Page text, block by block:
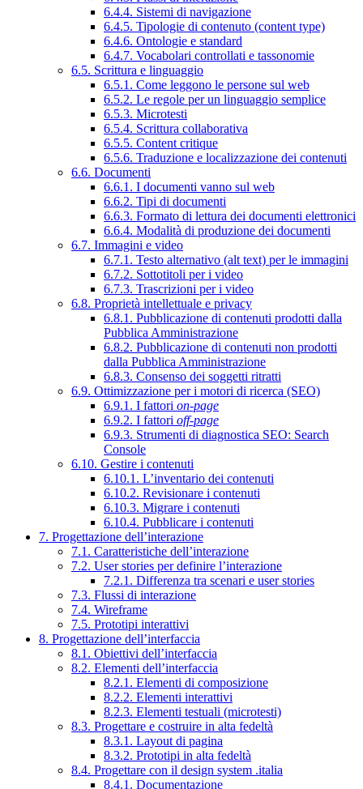
6.4.4. Sistemi di navigazione
6.4.5. Tipologie di contenuto (content type)
6.4.6. Ontologie e standard
6.4.7. Vocabolari controllati e tassonomie
6.5. Scrittura e linguaggio
6.5.1. Come leggono le persone sul web
6.5.2. Le regole per un linguaggio semplice
6.5.3. Microtesti
6.5.4. Scrittura collaborativa
6.5.5. Content critique
6.5.6. Traduzione e localizzazione dei contenuti
6.6. Documenti
6.6.1. I documenti vanno sul web
6.6.2. Tipi di documenti
6.6.3. Formato di lettura dei documenti elettronici
6.6.4. Modalità di produzione dei documenti
6.7. Immagini e video
6.7.1. Testo alternativo (alt text) per le immagini
6.7.2. Sottotitoli per i video
6.7.3. Trascrizioni per i video
6.8. Proprietà intellettuale e privacy
6.8.1. Pubblicazione di contenuti prodotti dalla
Pubblica Amministrazione
6.8.2. Pubblicazione di contenuti non prodotti
dalla Pubblica Amministrazione
6.8.3. Consenso dei soggetti ritratti
6.9. Ottimizzazione per i motori di ricerca (SEO)
6.9.1. I fattori on-page
6.9.2. I fattori off-page
6.9.3. Strumenti di diagnostica SEO: Search
Console
6.10. Gestire i contenuti
6.10.1. L’inventario dei contenuti
6.10.2. Revisionare i contenuti
6.10.3. Migrare i contenuti
6.10.4. Pubblicare i contenuti
7. Progettazione dell’interazione
7.1. Caratteristiche dell’interazione
7.2. User stories per definire l’interazione
7.2.1. Differenza tra scenari e user stories
7.3. Flussi di interazione
7.4. Wireframe
7.5. Prototipi interattivi
8. Progettazione dell’interfaccia
8.1. Obiettivi dell’interfaccia
8.2. Elementi dell’interfaccia
8.2.1. Elementi di composizione
8.2.2. Elementi interattivi
8.2.3. Elementi testuali (microtesti)
8.3. Progettare e costruire in alta fedeltà
8.3.1. Layout di pagina
8.3.2. Prototipi in alta fedeltà
8.4. Progettare con il design system .italia
8.4.1. Documentazione